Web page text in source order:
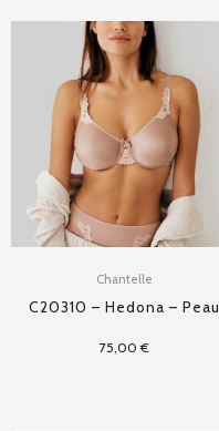
Chantelle
C20310 – Hedona – Peau
75,00€